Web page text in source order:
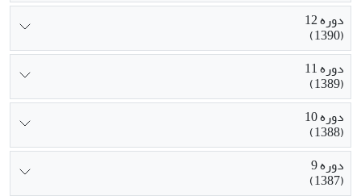
دوره 12
(1390)
دوره 11
(1389)
دوره 10
(1388)
دوره 9
(1387)